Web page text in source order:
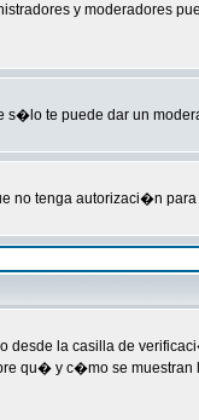
y moderadores
s�lo te puede dar un
no tenga autorizaci�n
la casilla de
qu� y c�mo se